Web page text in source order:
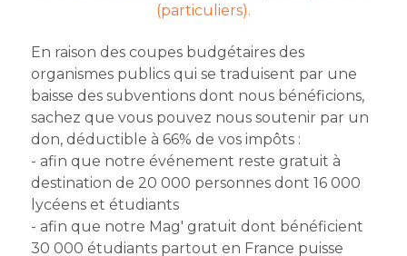
(particuliers).
En raison des coupes budgétaires des
organismes publics qui se traduisent par une
baisse des subventions dont nous bénéficions,
sachez que vous pouvez nous soutenir par un
don, déductible à 66% de vos impôts :
- afin que notre événement reste gratuit à
destination de 20 000 personnes dont 16 000
lycéens et étudiants
- afin que notre Mag' gratuit dont bénéficient
30 000 étudiants partout en France puisse